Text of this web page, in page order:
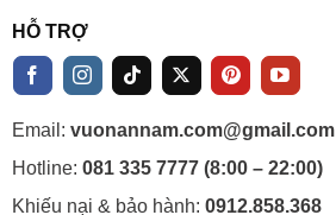
HỖ TRỢ
Email: vuonannam.com@gmail.com
Hotline: 081 335 7777 (8:00 – 22:00)
Khiếu nại & bảo hành: 0912.858.368